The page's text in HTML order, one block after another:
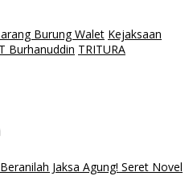
Burung Walet Kejaksaan
Burhanuddin TRITURA
Jaksa Agung! Seret Novel